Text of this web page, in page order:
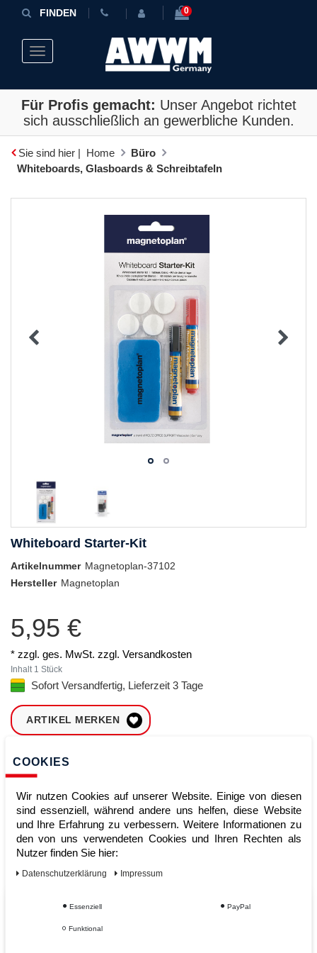
FINDEN 0
Toggle navigation
Für Profis gemacht: Unser Angebot richtet
sich ausschließlich an gewerbliche Kunden.
Sie sind hier | Home
Büro
Whiteboards, Glasboards & Schreibtafeln
Whiteboard Starter-Kit
Artikelnummer Magnetoplan-37102
Hersteller Magnetoplan
5,95 €
* zzgl. ges. MwSt. zzgl. Versandkosten
Inhalt 1 Stück
Sofort Versandfertig, Lieferzeit 3 Tage
ARTIKEL MERKEN
ZUM WARENKORB
HINZUFÜGEN
Sofort lieferbar
Kauf auf Rechnung
Vom Profi für Profis - Ihre Vorteile
COOKIES
Wir nutzen Cookies auf unserer Website. Einige von diesen
sind essenziell, während andere uns helfen, diese Website
und Ihre Erfahrung zu verbessern. Weitere Informationen zu
den von uns verwendeten Cookies und Ihren Rechten als
Nutzer finden Sie hier:
Daten­schutz­erklärung Impressum
Essenziell PayPal
Funktional